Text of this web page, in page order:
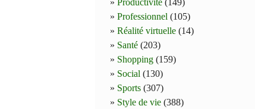
Productivité (149)
Professionnel (105)
Réalité virtuelle (14)
Santé (203)
Shopping (159)
Social (130)
Sports (307)
Style de vie (388)